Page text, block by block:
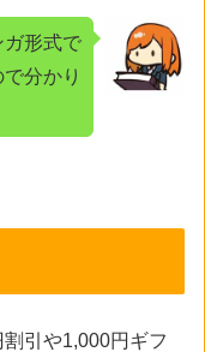
ガ形式で
分かり
引や1,000円ギフ